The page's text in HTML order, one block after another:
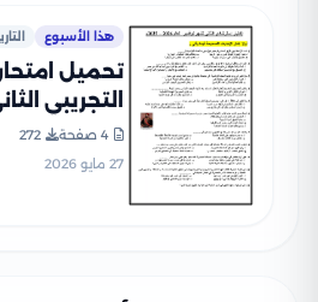
هذا الأسبوع
تحميل
التجريبي
PDF
4 صفحة
272
27 مايو 2026